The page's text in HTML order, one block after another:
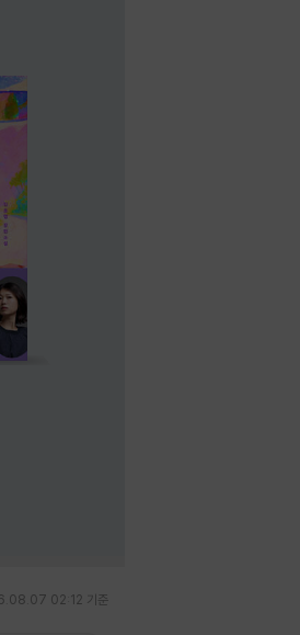
02:12 기준